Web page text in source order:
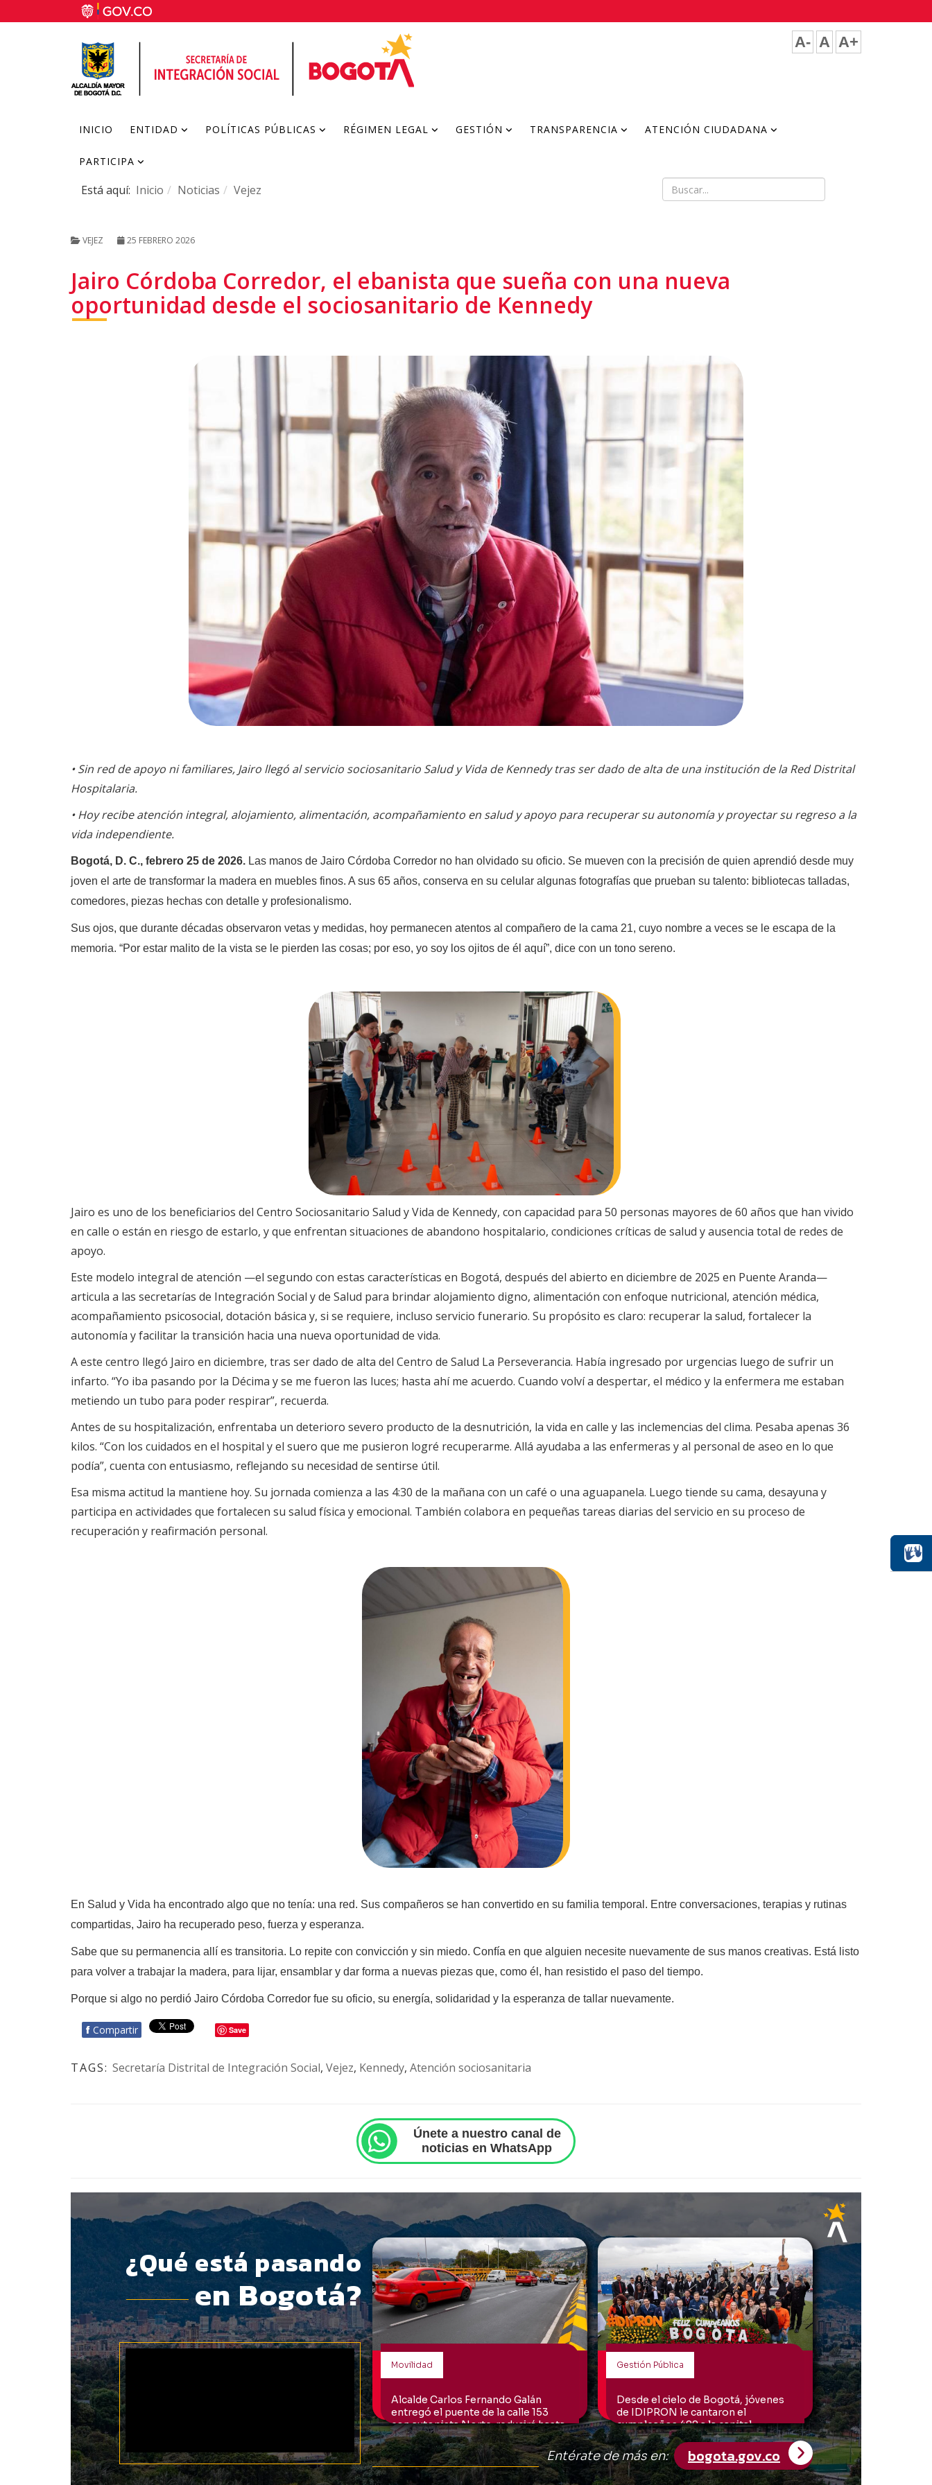
A- A A+
INICIO ENTIDAD POLÍTICAS PÚBLICAS RÉGIMEN LEGAL GESTIÓN TRANSPARENCIA ATENCIÓN CIUDADANA
PARTICIPA
Está aquí: Inicio Noticias Vejez
VEJEZ 25 FEBRERO 2026
Jairo Córdoba Corredor, el ebanista que sueña con una nueva
oportunidad desde el sociosanitario de Kennedy
•Sin red de apoyo ni familiares, Jairo llegó al servicio sociosanitario Salud y Vida de Kennedy tras ser dado de alta de una institución de la Red Distrital
Hospitalaria.
•Hoy recibe atención integral, alojamiento, alimentación, acompañamiento en salud y apoyo para recuperar su autonomía y proyectar su regreso a la
vida independiente.
Bogotá, D. C., febrero 25 de 2026. Las manos de Jairo Córdoba Corredor no han olvidado su oficio. Se mueven con la precisión de quien aprendió desde muy
joven el arte de transformar la madera en muebles finos. A sus 65 años, conserva en su celular algunas fotografías que prueban su talento: bibliotecas talladas,
comedores, piezas hechas con detalle y profesionalismo.
Sus ojos, que durante décadas observaron vetas y medidas, hoy permanecen atentos al compañero de la cama 21, cuyo nombre a veces se le escapa de la
memoria. “Por estar malito de la vista se le pierden las cosas; por eso, yo soy los ojitos de él aquí”, dice con un tono sereno.
Jairo es uno de los beneficiarios del Centro Sociosanitario Salud y Vida de Kennedy, con capacidad para 50 personas mayores de 60 años que han vivido
en calle o están en riesgo de estarlo, y que enfrentan situaciones de abandono hospitalario, condiciones críticas de salud y ausencia total de redes de
apoyo.
Este modelo integral de atención —el segundo con estas características en Bogotá, después del abierto en diciembre de 2025 en Puente Aranda—
articula a las secretarías de Integración Social y de Salud para brindar alojamiento digno, alimentación con enfoque nutricional, atención médica,
acompañamiento psicosocial, dotación básica y, si se requiere, incluso servicio funerario. Su propósito es claro: recuperar la salud, fortalecer la
autonomía y facilitar la transición hacia una nueva oportunidad de vida.
A este centro llegó Jairo en diciembre, tras ser dado de alta del Centro de Salud La Perseverancia. Había ingresado por urgencias luego de sufrir un
infarto. “Yo iba pasando por la Décima y se me fueron las luces; hasta ahí me acuerdo. Cuando volví a despertar, el médico y la enfermera me estaban
metiendo un tubo para poder respirar”, recuerda.
Antes de su hospitalización, enfrentaba un deterioro severo producto de la desnutrición, la vida en calle y las inclemencias del clima. Pesaba apenas 36
kilos. “Con los cuidados en el hospital y el suero que me pusieron logré recuperarme. Allá ayudaba a las enfermeras y al personal de aseo en lo que
podía”, cuenta con entusiasmo, reflejando su necesidad de sentirse útil.
Esa misma actitud la mantiene hoy. Su jornada comienza a las 4:30 de la mañana con un café o una aguapanela. Luego tiende su cama, desayuna y
participa en actividades que fortalecen su salud física y emocional. También colabora en pequeñas tareas diarias del servicio en su proceso de
recuperación y reafirmación personal.
En Salud y Vida ha encontrado algo que no tenía: una red. Sus compañeros se han convertido en su familia temporal. Entre conversaciones, terapias y rutinas
compartidas, Jairo ha recuperado peso, fuerza y esperanza.
Sabe que su permanencia allí es transitoria. Lo repite con convicción y sin miedo. Confía en que alguien necesite nuevamente de sus manos creativas. Está listo
para volver a trabajar la madera, para lijar, ensamblar y dar forma a nuevas piezas que, como él, han resistido el paso del tiempo.
Porque si algo no perdió Jairo Córdoba Corredor fue su oficio, su energía, solidaridad y la esperanza de tallar nuevamente.
f Compartir Save
TAGS: Secretaría Distrital de Integración Social, Vejez, Kennedy, Atención sociosanitaria
Únete a nuestro canal de
noticias en WhatsApp